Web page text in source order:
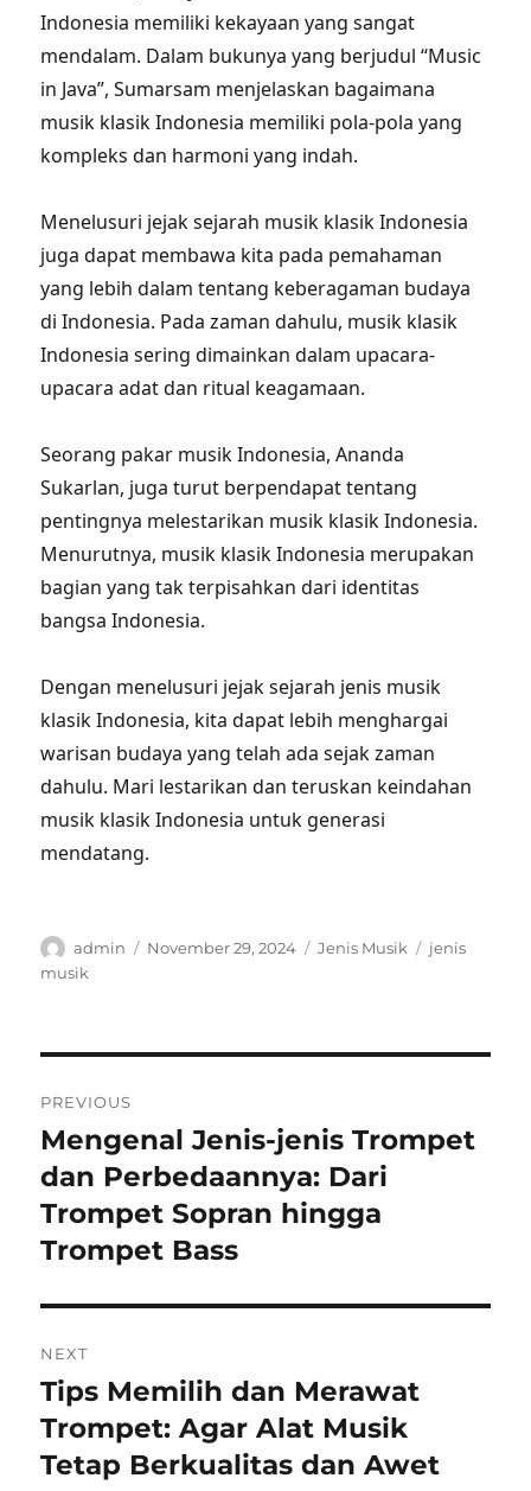
Indonesia memiliki kekayaan yang sangat
mendalam. Dalam bukunya yang berjudul “Music
in Java”, Sumarsam menjelaskan bagaimana
musik klasik Indonesia memiliki pola-pola yang
kompleks dan harmoni yang indah.
Menelusuri jejak sejarah musik klasik Indonesia
juga dapat membawa kita pada pemahaman
yang lebih dalam tentang keberagaman budaya
di Indonesia. Pada zaman dahulu, musik klasik
Indonesia sering dimainkan dalam upacara-
upacara adat dan ritual keagamaan.
Seorang pakar musik Indonesia, Ananda
Sukarlan, juga turut berpendapat tentang
pentingnya melestarikan musik klasik Indonesia.
Menurutnya, musik klasik Indonesia merupakan
bagian yang tak terpisahkan dari identitas
bangsa Indonesia.
Dengan menelusuri jejak sejarah jenis musik
klasik Indonesia, kita dapat lebih menghargai
warisan budaya yang telah ada sejak zaman
dahulu. Mari lestarikan dan teruskan keindahan
musik klasik Indonesia untuk generasi
mendatang.
Author
admin
Posted
November 29, 2024 Categories
Jenis Musik Tags
jenis
musik
navigation
PREVIOUS
Previous
post:
Mengenal Jenis-jenis Trompet
dan Perbedaannya: Dari
Trompet Sopran hingga
Trompet Bass
NEXT
Next
post:
Tips Memilih dan Merawat
Trompet: Agar Alat Musik
Tetap Berkualitas dan Awet